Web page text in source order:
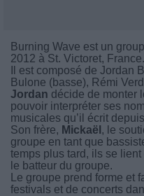
Burning Wave est un
2012 à St. Victoret, France.
Il est composé de Jordan
Bulone (basse), Rémi
Jordan décide de monter
pouvoir interpréter ses
musicales qu’il écrit
Son frère, Mickaël , le
groupe en tant que
temps plus tard, ils se lient
le batteur du groupe.
Le groupe prend forme et
festivals et de concerts